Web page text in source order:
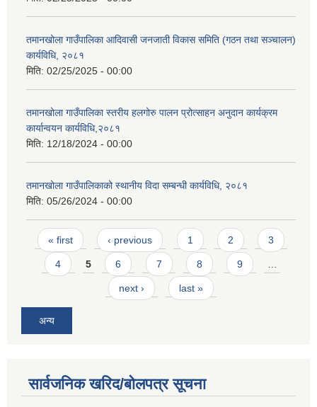
तमानखोला गाउँपालिका आदिवासी जनजाती विकास समिति (गठन तथा सञ्चालन)
कार्यविधि, २०८१
मिति: 02/25/2025 - 00:00
तमानखोला गाउँपालिका स्तरीय हलगोरु पालन प्रोत्साहन अनुदान कार्यक्रम
कार्यान्वयन कार्यविधि,२०८१
मिति: 12/18/2024 - 00:00
तमानखोला गाउँपालिकाको स्थानीय विदा सम्बन्धी कार्यविधि, २०८१
मिति: 05/26/2024 - 00:00
Pages
« first ‹ previous 1 2 3
4 5 6 7 8 9
next › last »
अन्य
सार्वजनिक खरिद/बोलपत्र सूचना